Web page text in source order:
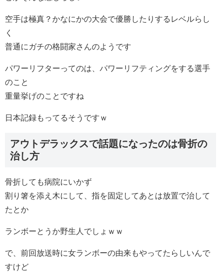
空手は極真？かなにかの大会で優勝したりするレベルらし
く
普通にガチの格闘家さんのようです
パワーリフターってのは、パワーリフティングをする選手
のこと
重量挙げのことですね
日本記録もってるそうですｗ
アウトデラックスで話題になったのは骨折の
治し方
骨折しても病院にいかず
割り箸を添え木にして、指を固定してあとは放置で治して
たとか
ランボーとうか野生人でしょｗｗ
で、前回放送時に女ランボーの由来もやってたらしいんで
すけど